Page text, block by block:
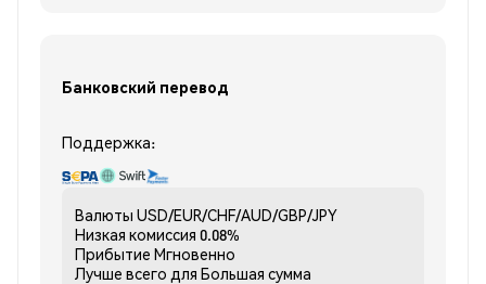
Банковский перевод
Поддержка:
Валюты USD/EUR/CHF/AUD/GBP/JPY
Низкая комиссия 0.08%
Прибытие Мгновенно
Лучше всего для Большая сумма